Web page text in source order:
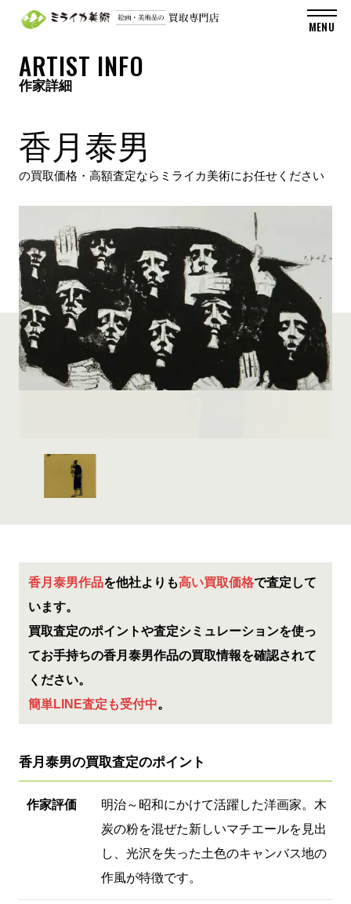
ARTIST INFO
作家詳細
香月泰男
の買取価格・高額査定ならミライカ美術にお任せください
香月泰男作品 を他社よりも 高い買取価格
で査定して
います。
買取査定のポイントや査定シミュレーションを使っ
てお手持ちの香月泰男作品の買取情報を確認されて
ください。
簡単LINE査定も受付中
香月泰男の買取査定のポイント
作家評価
明治～昭和にかけて活躍した洋画家。木
炭の粉を混ぜた新しいマチエールを見出
し、光沢を失った土色のキャンバス地の
作風が特徴です。